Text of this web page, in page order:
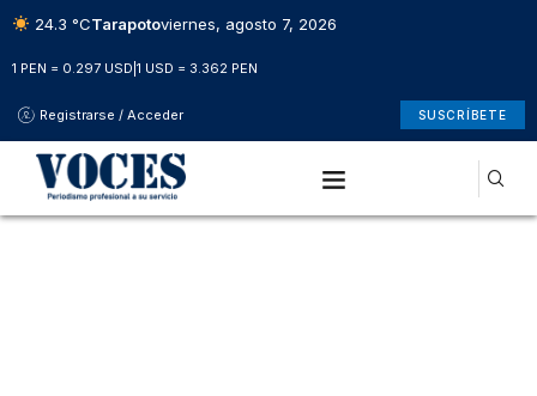
24.3 °CTarapotoviernes, agosto 7, 2026
1 PEN = 0.297 USD 1 USD = 3.362 PEN
Registrarse / Acceder SUSCRÍBETE